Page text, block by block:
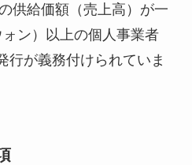
供給価額（売上高）が一
ン）以上の個人事業者
行が義務付けられていま